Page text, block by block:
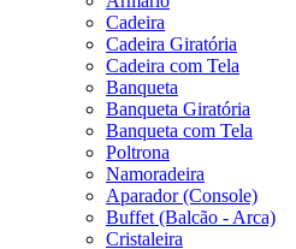
Cadeira
Cadeira Giratória
Cadeira com Tela
Banqueta
Banqueta Giratória
Banqueta com Tela
Poltrona
Namoradeira
Aparador (Console)
Buffet (Balcão - Arca)
Cristaleira